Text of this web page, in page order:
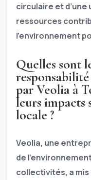
circulaire et
ressources
l’environnement
Quelles sont
par Veolia à
leurs impacts
locale ?
Veolia, une
de
collectivités, a